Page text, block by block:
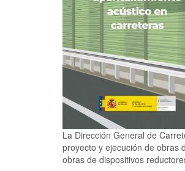
La Dirección General de
proyecto y ejecución de obras
obras de dispositivos